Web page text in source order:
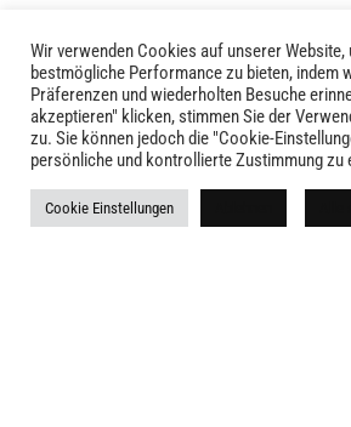
LIVID © 2024
Kontakt
Versandkosten
Wir verwenden Cookies auf unserer Website,
bestmögliche Performance zu bieten, indem
Präferenzen und wiederholten Besuche
akzeptieren" klicken, stimmen Sie der
zu. Sie können jedoch die "Cookie-
persönliche und kontrollierte Zustimmung zu
Cookie Einstellungen